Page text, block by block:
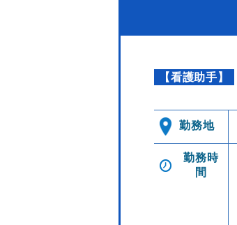
【看護助手】
勤務地
勤務時
間